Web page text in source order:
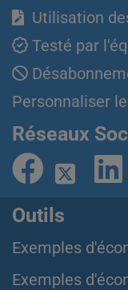
Utilisation
Testé par
Personnaliser
Réseaux
Outils
Exemples
Exemples